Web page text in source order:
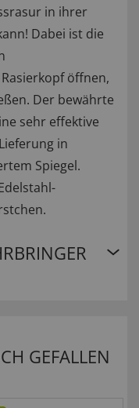
in ihrer
Dabei ist die
öffnen,
Der bewährte
sehr effektive
in
Spiegel.
GEFALLEN